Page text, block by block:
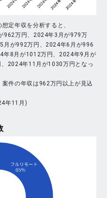
定年収を分析すると、
962万円、2024年3月が979万
月が992万円、2024年6月が996
年8月が1012万円、2024年9月が
2024年11月が1030万円となっ
件の年収は962万円以上が見込
年11月)